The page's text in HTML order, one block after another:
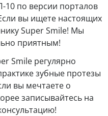
по версии порталов
вы ищете настоящих
Super Smile! Мы
приятным!
Smile регулярно
зубные протезы
вы мечтаете о
записывайтесь на